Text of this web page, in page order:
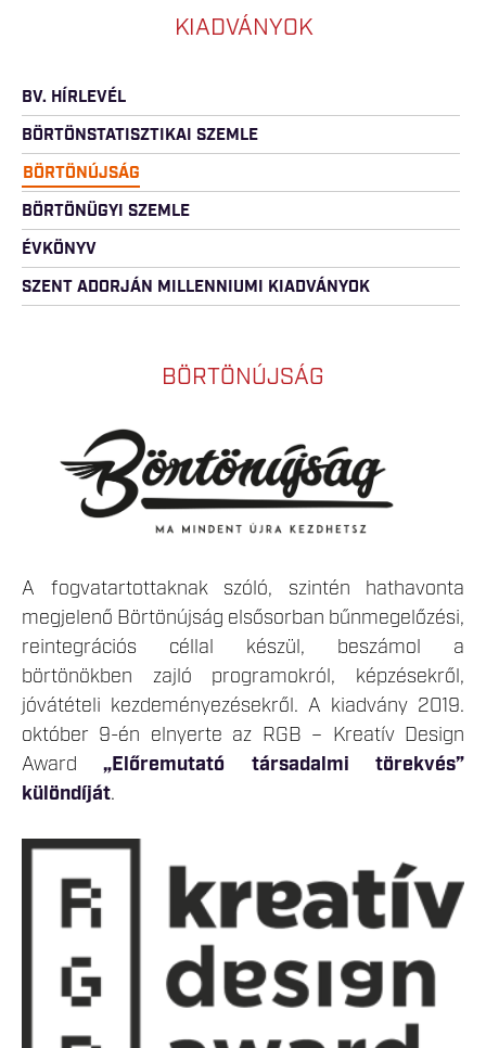
KIADVÁNYOK
BV. HÍRLEVÉL
BÖRTÖNSTATISZTIKAI SZEMLE
BÖRTÖNÚJSÁG
BÖRTÖNÜGYI SZEMLE
ÉVKÖNYV
SZENT ADORJÁN MILLENNIUMI KIADVÁNYOK
BÖRTÖNÚJSÁG
A fogvatartottaknak szóló, szintén hathavonta
megjelenő Börtönújság elsősorban bűnmegelőzési,
reintegrációs céllal készül, beszámol a
börtönökben zajló programokról, képzésekről,
jóvátételi kezdeményezésekről. A kiadvány 2019.
október 9-én elnyerte az RGB – Kreatív Design
Award„Előremutató társadalmi törekvés”
különdíját.